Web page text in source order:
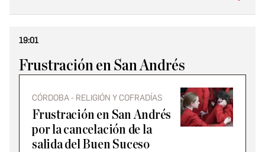
19:01
Frustración en San Andrés
CÓRDOBA - RELIGIÓN Y COFRADÍAS
Frustración en San Andrés
por la cancelación de la
salida del Buen Suceso